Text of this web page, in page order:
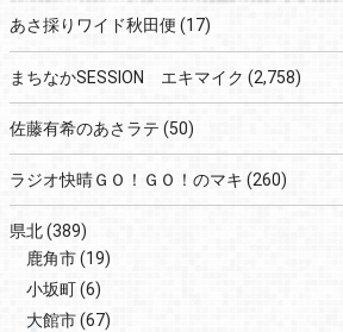
あさ採りワイド秋田便 (17)
まちなかSESSION エキマイク (2,758)
佐藤有希のあさラテ (50)
ラジオ快晴ＧＯ！ＧＯ！のマキ (260)
県北(389)
鹿角市(19)
小坂町(6)
大館市(67)